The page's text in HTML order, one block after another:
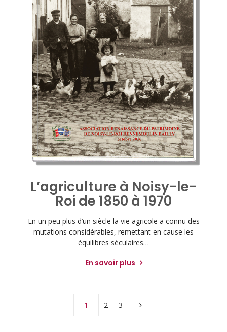
L’agriculture à Noisy-le-
Roi de 1850 à 1970
En un peu plus d’un siècle la vie agricole a connu des
mutations considérables, remettant en cause les
équilibres séculaires…
En savoir plus
1 2 3